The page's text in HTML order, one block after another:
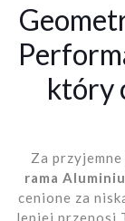
który
Za
rama
cenione za
lepiej przenosi